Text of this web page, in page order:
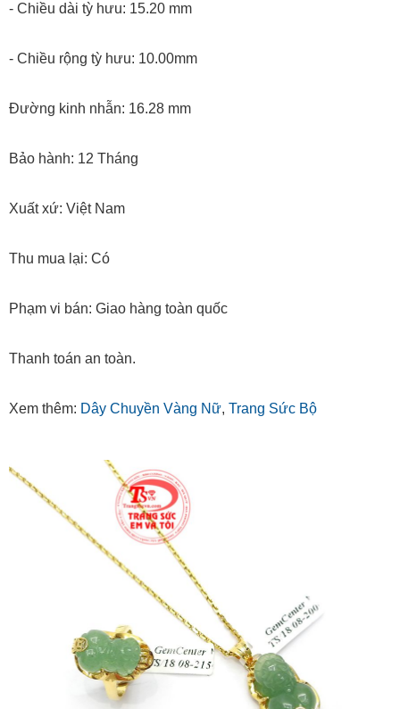
- Chiều dài tỳ hưu: 15.20 mm
- Chiều rộng tỳ hưu: 10.00mm
Đường kinh nhẫn: 16.28 mm
Bảo hành: 12 Tháng
Xuất xứ: Việt Nam
Thu mua lại: Có
Phạm vi bán: Giao hàng toàn quốc
Thanh toán an toàn.
Xem thêm: Dây Chuyền Vàng Nữ, Trang Sức Bộ